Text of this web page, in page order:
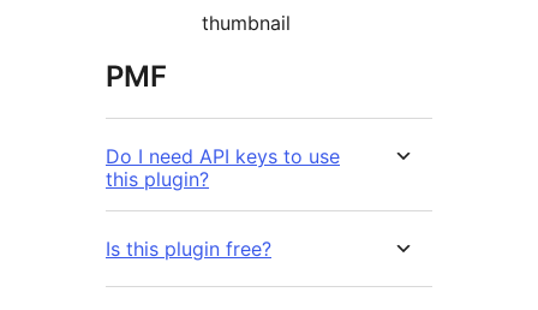
thumbnail
PMF
Do I need API keys to use
this plugin?
Is this plugin free?